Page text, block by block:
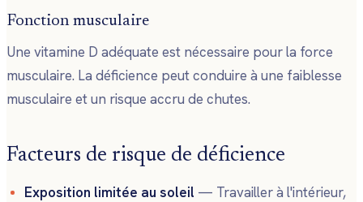
Fonction musculaire
Une vitamine D adéquate est nécessaire pour la force
musculaire. La déficience peut conduire à une faiblesse
musculaire et un risque accru de chutes.
Facteurs de risque de déficience
Exposition limitée au soleil — Travailler à l'intérieur,